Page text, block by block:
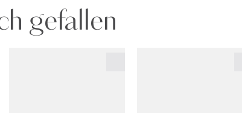
gefallen